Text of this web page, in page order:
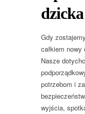
dzicka
Gdy
całkiem
Nasze
potrzebom i
wyjścia,